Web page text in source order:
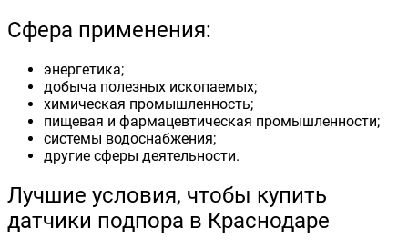
Сфера применения:
энергетика;
добыча полезных ископаемых;
химическая промышленность;
пищевая и фармацевтическая промышленности;
системы водоснабжения;
другие сферы деятельности.
Лучшие условия, чтобы купить
датчики подпора в Краснодаре